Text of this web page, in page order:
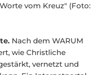
vom Kreuz" (Foto:
Nach dem WARUM
wie Christliche
vernetzt und